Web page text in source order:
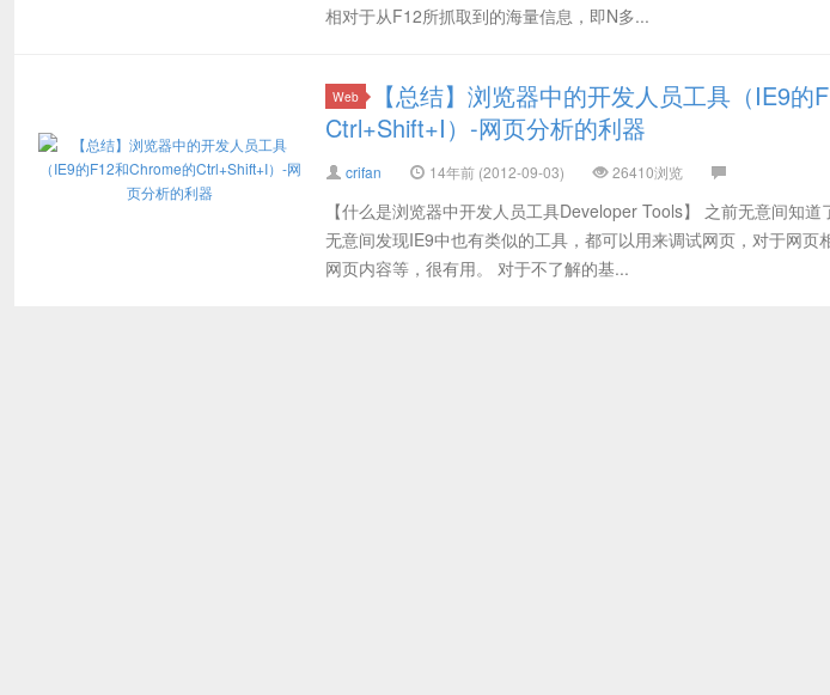
相对于从F12所抓取到的海量信息，即N多...
Web
【总结】浏览器中的开发人员工具（IE9的
Ctrl+Shift+I）-网页分析的利器
crifan 14年前 (2012-09-03) 26410浏览
【什么是浏览器中开发人员工具Developer Tools】 之前无意间知
无意间发现IE9中也有类似的工具，都可以用来调试网页，对于网页
网页内容等，很有用。 对于不了解的基...